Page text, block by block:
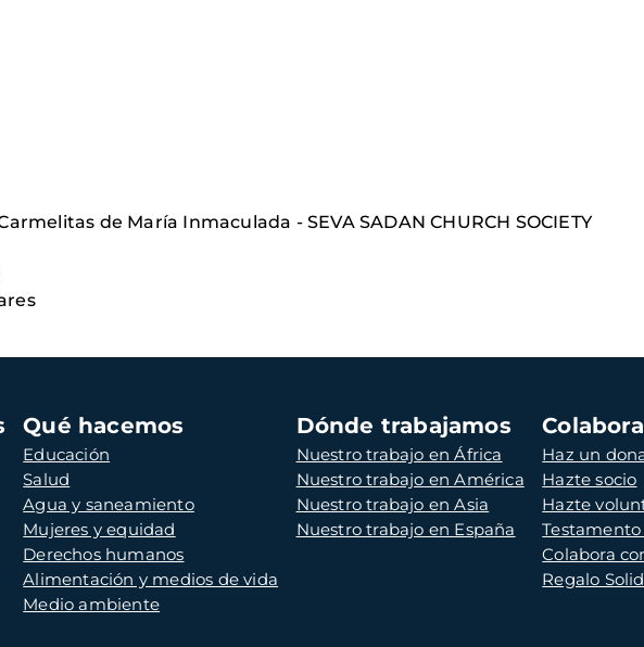
de María Inmaculada - SEVA SADAN CHURCH SOCIETY
Qué hacemos
Educación
Salud
Agua y saneamiento
Mujeres y equidad
Derechos humanos
Alimentación y medios de vida
Medio ambiente
Dónde trabajamos
Nuestro trabajo en África
Nuestro trabajo en América
Nuestro trabajo en Asia
Nuestro trabajo en España
Colabora
Haz un
Hazte socio
Hazte
Colabora
Regalo